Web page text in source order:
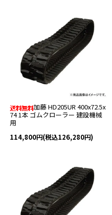
加藤 HD205UR 400x72.5x
74 1本 ゴムクローラー 建設機械
用
114,800円(税込126,280円)